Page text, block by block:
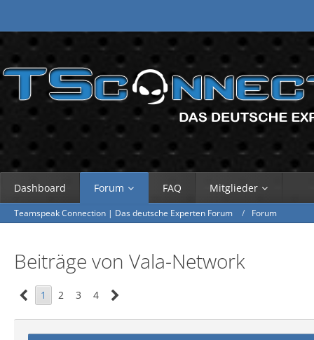
Dashboard Forum FAQ Mitglieder
Teamspeak Connection | Das deutsche Experten Forum Forum
Beiträge von Vala-Network
1 2 3 4